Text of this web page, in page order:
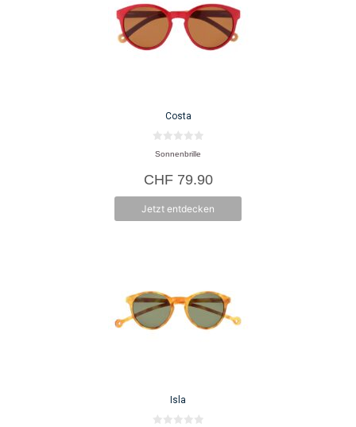
Costa
0
v
n
5
Sonnenbrille
CHF79.90
Jetzt entdecken
Isla